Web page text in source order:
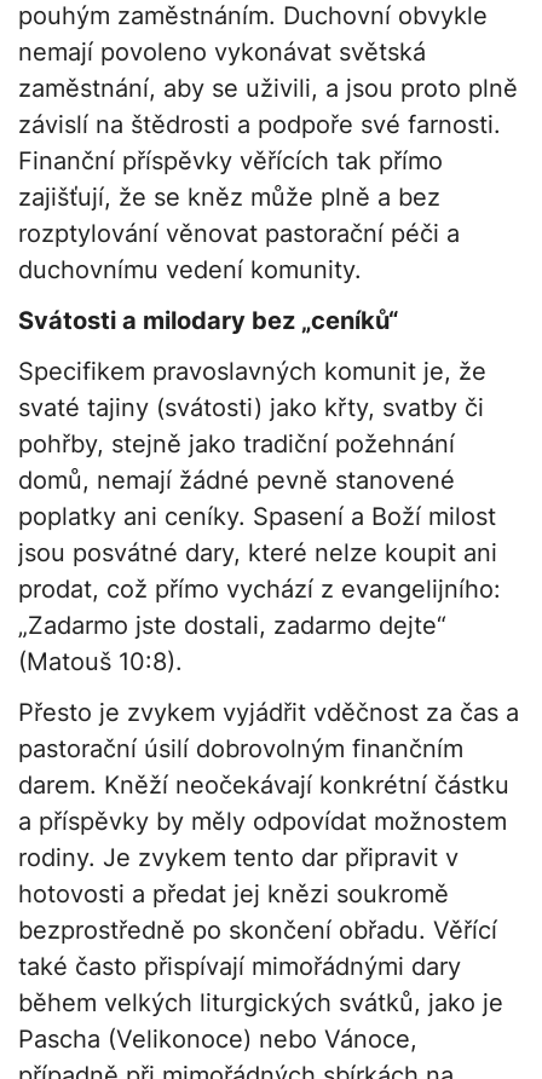
pouhým zaměstnáním. Duchovní obvykle
nemají povoleno vykonávat světská
zaměstnání, aby se uživili, a jsou proto plně
závislí na štědrosti a podpoře své farnosti.
Finanční příspěvky věřících tak přímo
zajišťují, že se kněz může plně a bez
rozptylování věnovat pastorační péči a
duchovnímu vedení komunity.
Svátosti a milodary bez „ceníků“
Specifikem pravoslavných komunit je, že
svaté tajiny (svátosti) jako křty, svatby či
pohřby, stejně jako tradiční požehnání
domů, nemají žádné pevně stanovené
poplatky ani ceníky. Spasení a Boží milost
jsou posvátné dary, které nelze koupit ani
prodat, což přímo vychází z evangelijního:
„Zadarmo jste dostali, zadarmo dejte“
(Matouš 10:8).
Přesto je zvykem vyjádřit vděčnost za čas a
pastorační úsilí dobrovolným finančním
darem. Kněží neočekávají konkrétní částku
a příspěvky by měly odpovídat možnostem
rodiny. Je zvykem tento dar připravit v
hotovosti a předat jej knězi soukromě
bezprostředně po skončení obřadu. Věřící
také často přispívají mimořádnými dary
během velkých liturgických svátků, jako je
Pascha (Velikonoce) nebo Vánoce,